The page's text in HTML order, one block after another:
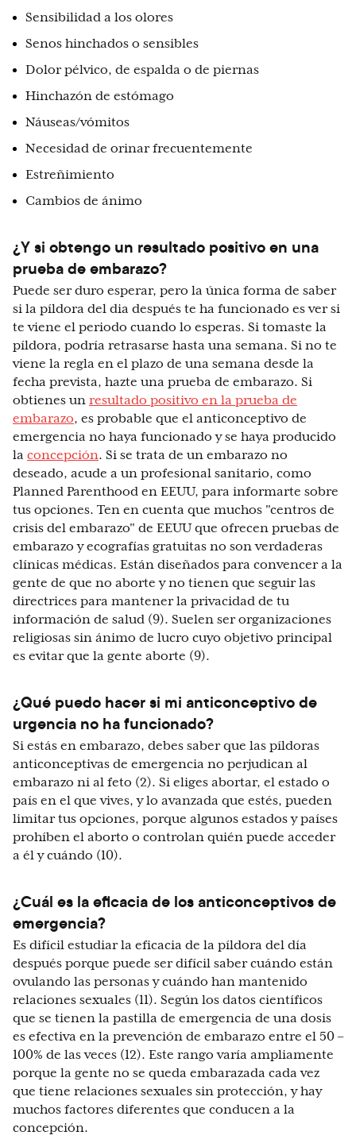
Sensibilidad a los olores
Senos hinchados o sensibles
Dolor pélvico, de espalda o de piernas
Hinchazón de estómago
Náuseas/vómitos
Necesidad de orinar frecuentemente
Estreñimiento
Cambios de ánimo
¿Y si obtengo un resultado positivo en una
prueba de embarazo?
Puede ser duro esperar, pero la única forma de saber
si la píldora del dia después te ha funcionado es ver si
te viene el periodo cuando lo esperas. Si tomaste la
píldora, podría retrasarse hasta una semana. Si no te
viene la regla en el plazo de una semana desde la
fecha prevista, hazte una prueba de embarazo. Si
obtienes un resultado positivo en la prueba de
embarazo, es probable que el anticonceptivo de
emergencia no haya funcionado y se haya producido
la concepción. Si se trata de un embarazo no
deseado, acude a un profesional sanitario, como
Planned Parenthood en EEUU, para informarte sobre
tus opciones. Ten en cuenta que muchos "centros de
crisis del embarazo" de EEUU que ofrecen pruebas de
embarazo y ecografías gratuitas no son verdaderas
clínicas médicas. Están diseñados para convencer a la
gente de que no aborte y no tienen que seguir las
directrices para mantener la privacidad de tu
información de salud (9). Suelen ser organizaciones
religiosas sin ánimo de lucro cuyo objetivo principal
es evitar que la gente aborte (9).
¿Qué puedo hacer si mi anticonceptivo de
urgencia no ha funcionado?
Si estás en embarazo, debes saber que las píldoras
anticonceptivas de emergencia no perjudican al
embarazo ni al feto (2). Si eliges abortar, el estado o
país en el que vives, y lo avanzada que estés, pueden
limitar tus opciones, porque algunos estados y países
prohíben el aborto o controlan quién puede acceder
a él y cuándo (10).
¿Cuál es la eficacia de los anticonceptivos de
emergencia?
Es difícil estudiar la eficacia de la píldora del día
después porque puede ser difícil saber cuándo están
ovulando las personas y cuándo han mantenido
relaciones sexuales (11). Según los datos científicos
que se tienen la pastilla de emergencia de una dosis
es efectiva en la prevención de embarazo entre el 50 –
100% de las veces (12). Este rango varía ampliamente
porque la gente no se queda embarazada cada vez
que tiene relaciones sexuales sin protección, y hay
muchos factores diferentes que conducen a la
concepción.